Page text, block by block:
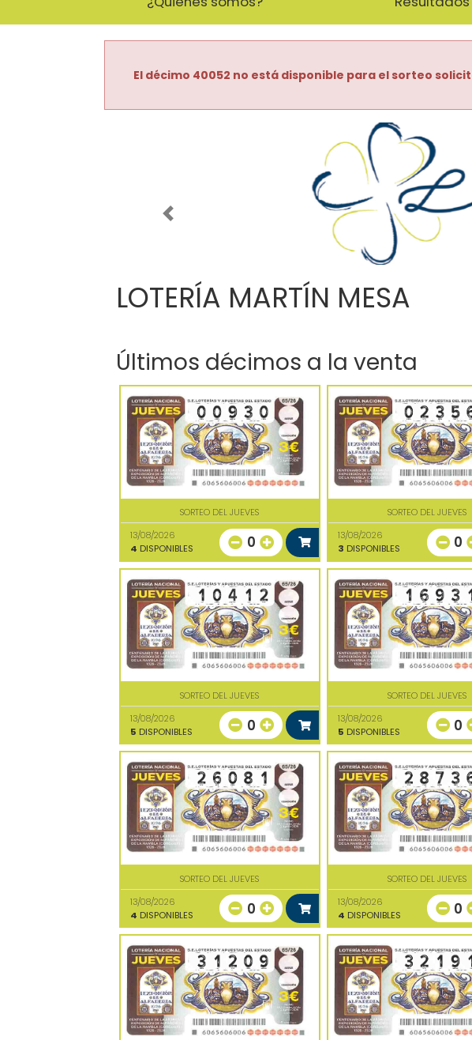
El décimo 40052 no está disponible para el sorteo
Imagen anterior
LOTERÍA MARTÍN MESA
Últimos décimos a la venta
SORTEO DEL JUEVES
13/08/2026
4 DISPONIBLES 0
SORTEO DEL JUEVES
13/08/2026
3 DISPONIBLES 0
SORTEO DEL JUEVES
13/08/2026
5 DISPONIBLES 0
SORTEO DEL JUEVES
13/08/2026
5 DISPONIBLES 0
SORTEO DEL JUEVES
13/08/2026
4 DISPONIBLES 0
SORTEO DEL JUEVES
13/08/2026
4 DISPONIBLES 0